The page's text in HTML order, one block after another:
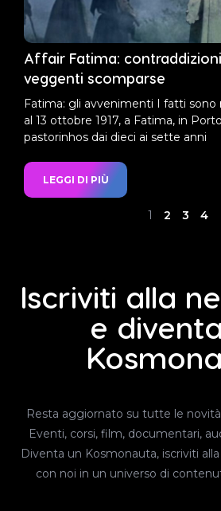
Affair Fatima:
veggenti scomparse
Fatima: gli avvenimenti I fatti sono
al 13 ottobre 1917, a Fatima, in
pastorinhos dai dieci ai sette anni
LEGGI DI PIÙ
1 2 3 4
Iscriviti alla
e
Resta aggiornato su tutte le
Eventi, corsi, film, documentari,
Diventa un Kosmonauta, iscriviti
con noi in un universo di